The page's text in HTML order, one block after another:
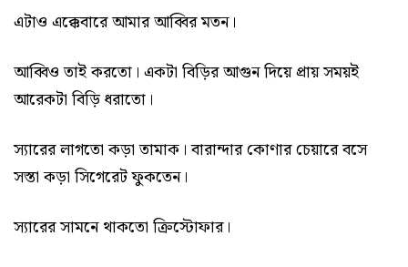
এটাও এক্কেবারে আমার আব্বির মতন।
আব্বিও তাই করতো। একটা বিড়ির আগুন দিয়ে প্রায় সময়ই
আরেকটা বিড়ি ধরাতো।
স্যারের লাগতো কড়া তামাক। বারান্দার কোণার চেয়ারে বসে
সস্তা কড়া সিগেরেট ফুকতেন।
স্যারের সামনে থাকতো ক্রিস্টোফার।